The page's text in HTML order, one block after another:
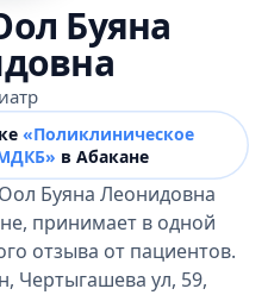
Буяна
«Поликлиническое
в Абакане
Буяна Леонидовна
принимает в одной
отзыва от пациентов.
Чертыгашева ул, 59,